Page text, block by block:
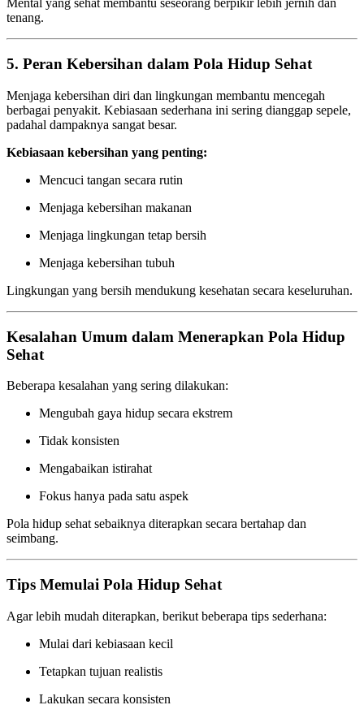
Mental yang sehat membantu seseorang berpikir lebih jernih dan
tenang.
5. Peran Kebersihan dalam Pola Hidup Sehat
Menjaga kebersihan diri dan lingkungan membantu mencegah
berbagai penyakit. Kebiasaan sederhana ini sering dianggap sepele,
padahal dampaknya sangat besar.
Kebiasaan kebersihan yang penting:
Mencuci tangan secara rutin
Menjaga kebersihan makanan
Menjaga lingkungan tetap bersih
Menjaga kebersihan tubuh
Lingkungan yang bersih mendukung kesehatan secara keseluruhan.
Kesalahan Umum dalam Menerapkan Pola Hidup
Sehat
Beberapa kesalahan yang sering dilakukan:
Mengubah gaya hidup secara ekstrem
Tidak konsisten
Mengabaikan istirahat
Fokus hanya pada satu aspek
Pola hidup sehat sebaiknya diterapkan secara bertahap dan
seimbang.
Tips Memulai Pola Hidup Sehat
Agar lebih mudah diterapkan, berikut beberapa tips sederhana:
Mulai dari kebiasaan kecil
Tetapkan tujuan realistis
Lakukan secara konsisten